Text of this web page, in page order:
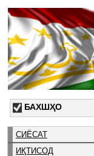
БАХШҲО
СИЁСАТ
ИҚТИСОД